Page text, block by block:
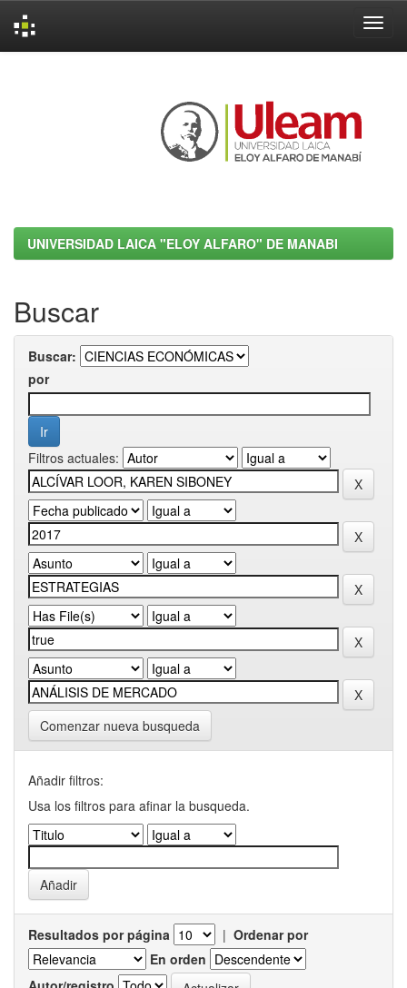
UNIVERSIDAD LAICA "ELOY ALFARO" DE MANABI
Buscar
Buscar:
por
Filtros actuales:
Comenzar nueva busqueda
Añadir filtros:
Usa los filtros para afinar la busqueda.
Resultados por página | Ordenar por
En orden